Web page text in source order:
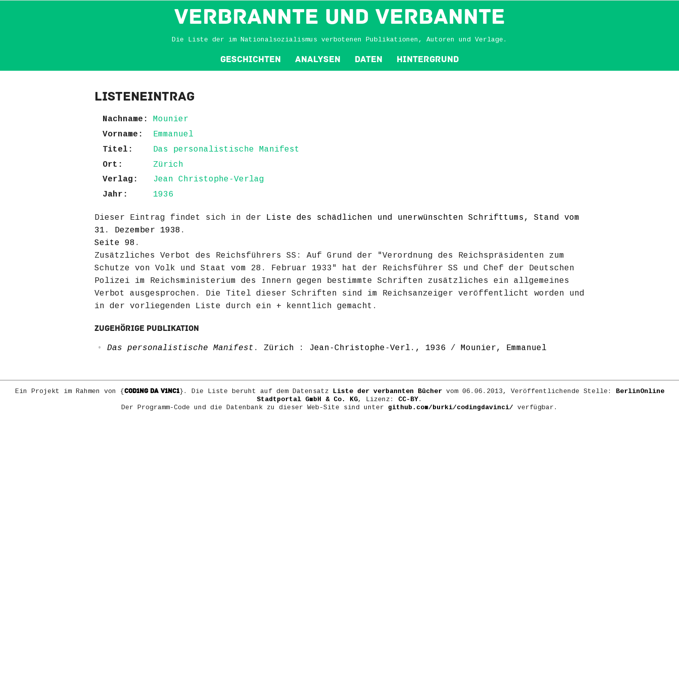
VERBRANNTE und VERBANNTE
Die Liste der im Nationalsozialismus verbotenen Publikationen, Autoren und Verlage.
Geschichten Analysen Daten Hintergrund
Listeneintrag
Nachname:
Mounier
Vorname:
Emmanuel
Titel:
Das personalistische Manifest
Ort:
Zürich
Verlag:
Jean Christophe-Verlag
Jahr:
1936
Dieser Eintrag findet sich in der Liste des schädlichen und unerwünschten Schrifttums, Stand vom
31. Dezember 1938 .
Seite 98 .
Zusätzliches Verbot des Reichsführers SS: Auf Grund der "Verordnung des Reichspräsidenten zum
Schutze von Volk und Staat vom 28. Februar 1933" hat der Reichsführer SS und Chef der Deutschen
Polizei im Reichsministerium des Innern gegen bestimmte Schriften zusätzliches ein allgemeines
Verbot ausgesprochen. Die Titel dieser Schriften sind im Reichsanzeiger veröffentlicht worden und
in der vorliegenden Liste durch ein + kenntlich gemacht.
Zugehörige Publikation
Das personalistische Manifest . Zürich : Jean-Christophe-Verl., 1936/ Mounier, Emmanuel
Ein Projekt im Rahmen von {COD1NG DA V1NC1}. Die Liste beruht auf dem Datensatz Liste der verbannten Büchervom 06.06.2013, Veröffentlichende Stelle:
BerlinOnline
Stadtportal GmbH & Co. KG, Lizenz: CC-BY.
Der Programm-Code und die Datenbank zu dieser Web-Site sind unter github.com/burki/codingdavinci/ verfügbar.